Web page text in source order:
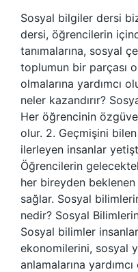
Sosyal bilgiler dersi
dersi, öğrencilerin
tanımalarına, sosyal
toplumun bir parçası
olmalarına yardımcı
neler kazandırır?
Her öğrencinin
olur. 2. Geçmişini
ilerleyen insanlar
Öğrencilerin
her bireyden
sağlar. Sosyal
nedir? Sosyal
Sosyal bilimler
ekonomilerini, sosyal
anlamalarına